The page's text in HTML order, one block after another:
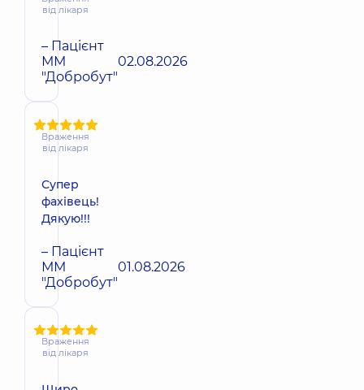
від лікаря
– Пацієнт
ММ
"Добробут"
02.08.2026
Враження
від лікаря
Супер
фахівець!
Дякую!!!
– Пацієнт
ММ
"Добробут"
01.08.2026
Враження
від лікаря